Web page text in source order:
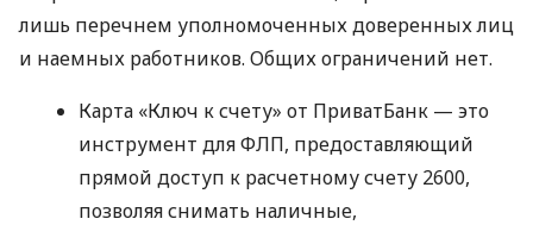
лишь перечнем уполномоченных доверенных лиц
и наемных работников. Общих ограничений нет.
Карта «Ключ к счету» от ПриватБанк — это
инструмент для ФЛП, предоставляющий
прямой доступ к расчетному счету 2600,
позволяя снимать наличные,